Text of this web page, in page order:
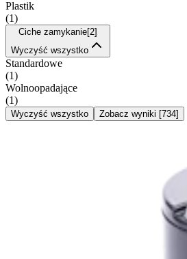
Plastik
(1)
Ciche zamykanie[2]
Wyczyść wszystko
Standardowe
(1)
Wolnoopadające
(1)
Wyczyść wszystko Zobacz wyniki [734]